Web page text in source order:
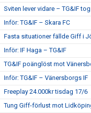
Sviten lever vidare – TG&IF
Inför: TG&IF – Skara FC
Fasta situationer fällde Giff i
Inför: IF Haga – TG&IF
TG&IF poänglöst mot
Inför: TG&IF – Vänersborgs IF
Freeplay 24.000kr tisdag 17/6
Tung Giff-förlust mot